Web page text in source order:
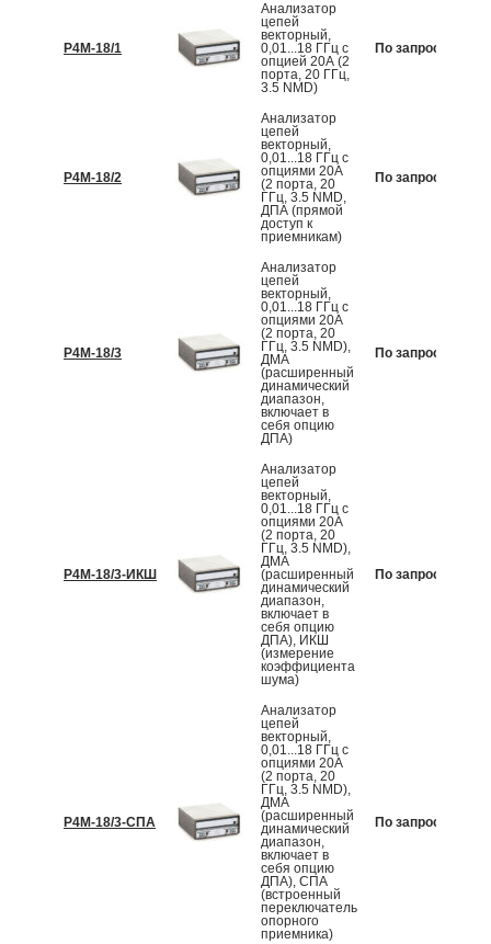
Р4М-18/1
Анализатор
цепей
векторный,
0,01...18 ГГц с
опцией 20А (2
порта, 20 ГГц,
3.5 NMD)
По запросу
Р4М-18/2
Анализатор
цепей
векторный,
0,01...18 ГГц с
опциями 20А
(2 порта, 20
ГГц, 3.5 NMD,
ДПА (прямой
доступ к
приемникам)
По запросу
Р4М-18/3
Анализатор
цепей
векторный,
0,01...18 ГГц с
опциями 20А
(2 порта, 20
ГГц, 3.5 NMD),
ДМА
(расширенный
динамический
диапазон,
включает в
себя опцию
ДПА)
По запросу
Р4М-18/3-ИКШ
Анализатор
цепей
векторный,
0,01...18 ГГц с
опциями 20А
(2 порта, 20
ГГц, 3.5 NMD),
ДМА
(расширенный
динамический
диапазон,
включает в
себя опцию
ДПА), ИКШ
(измерение
коэффициента
шума)
По запросу
Р4М-18/3-СПА
Анализатор
цепей
векторный,
0,01...18 ГГц с
опциями 20А
(2 порта, 20
ГГц, 3.5 NMD),
ДМА
(расширенный
динамический
диапазон,
включает в
себя опцию
ДПА), СПА
(встроенный
переключатель
опорного
приемника)
По запросу